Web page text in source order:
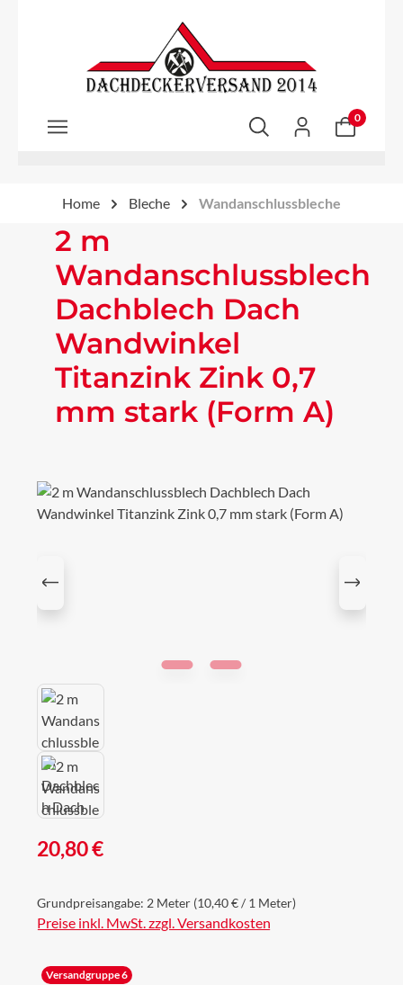
Zum Hauptinhalt springen
0
Home Bleche Wandanschlussbleche
2 m
Wandanschlussblech
Dachblech Dach
Wandwinkel
Titanzink Zink 0,7
mm stark (Form A)
Bildergalerie überspringen
Regulärer Preis:
20,80 €
Grundpreisangabe: 2 Meter (10,40 € / 1 Meter)
Preise inkl. MwSt. zzgl. Versandkosten
Versandgruppe 6